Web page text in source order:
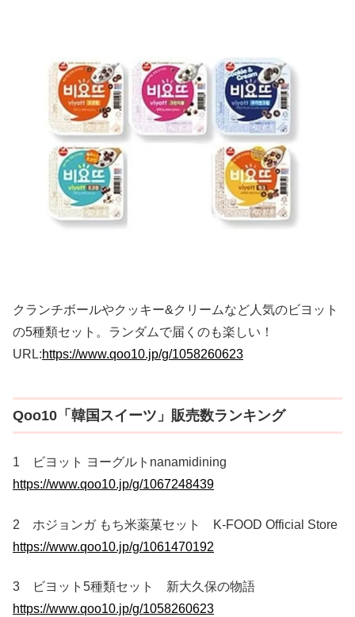
クランチボールやクッキー&クリームなど人気のビヨット
の5種類セット。ランダムで届くのも楽しい！
URL:https://www.qoo10.jp/g/1058260623
Qoo10「韓国スイーツ」販売数ランキング
1 ビヨット ヨーグルトnanamidining
https://www.qoo10.jp/g/1067248439
2 ホジョンガ もち米薬菓セット K-FOOD Official Store
https://www.qoo10.jp/g/1061470192
3 ビヨット5種類セット 新大久保の物語
https://www.qoo10.jp/g/1058260623